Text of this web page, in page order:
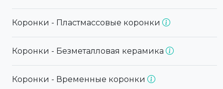
Коронки - Пластмассовые коронки
Коронки - Безметалловая керамика
Коронки - Временные коронки